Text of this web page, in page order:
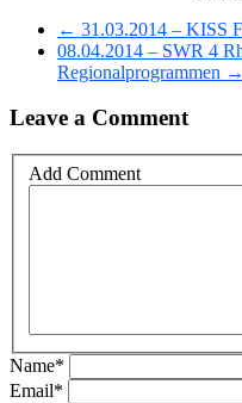
← 31.03.2014 – KISS
08.04.2014 – SWR 4
Regionalprogrammen →
Leave a Comment
Add Comment
Name*
Email*